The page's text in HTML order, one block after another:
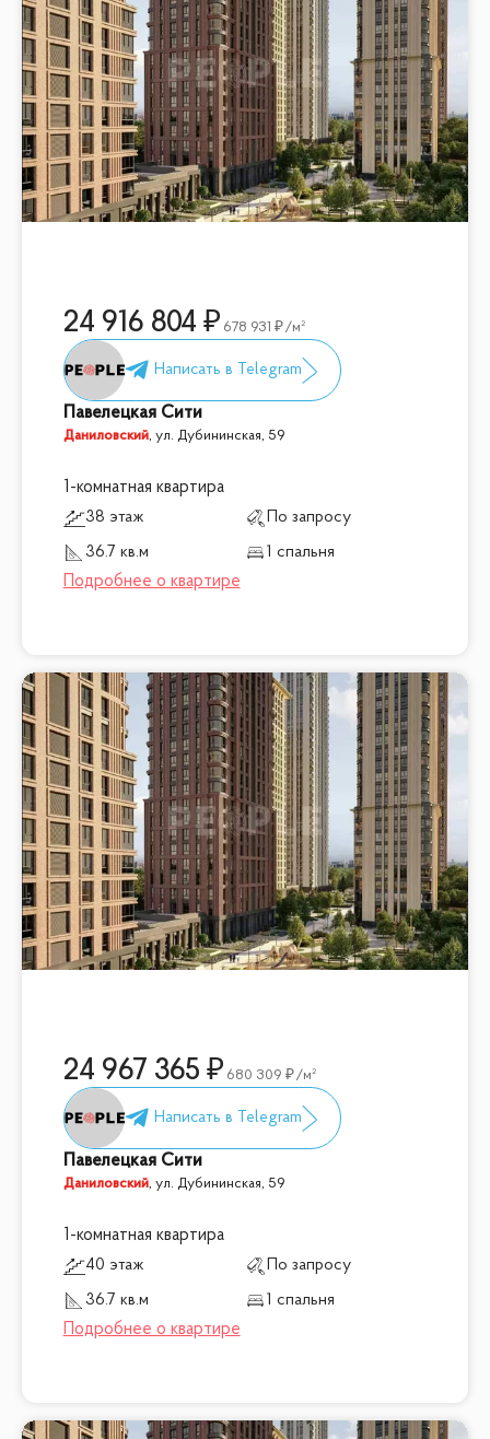
24 916 804 678 931 /м²
Павелецкая Сити
Даниловский, ул. Дубининская, 59
1-комнатная квартира
38 этаж
По запросу
36.7 кв.м
1 спальня
24 967 365 680 309 /м²
Павелецкая Сити
Даниловский, ул. Дубининская, 59
1-комнатная квартира
40 этаж
По запросу
36.7 кв.м
1 спальня